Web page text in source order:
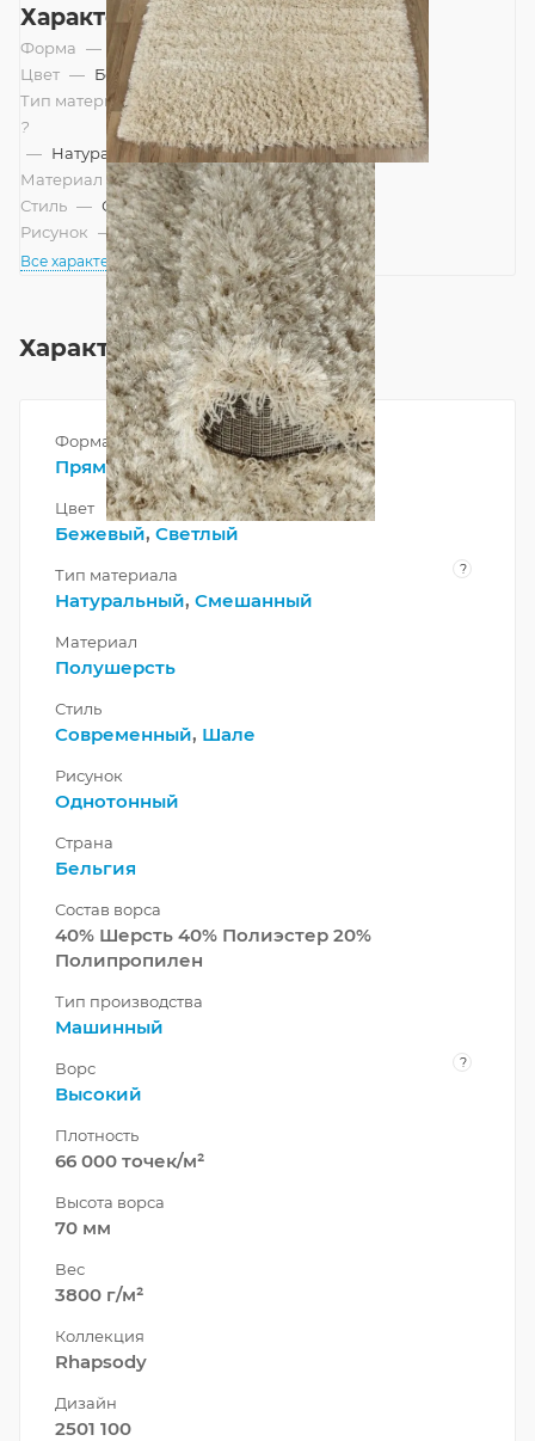
Характеристики
Форма —
Прямоугольник
Цвет — Бежевый, Светлый
Тип материала
?
— Натуральный, Смешанный
Материал —
Полушерсть
Стиль — Современный, Шале
Рисунок — Однотонный
Все характеристики
Характеристики
Форма
Прямоугольник
Цвет
Бежевый, Светлый
Тип материала ?
Натуральный, Смешанный
Материал
Полушерсть
Стиль
Современный, Шале
Рисунок
Однотонный
Страна
Бельгия
Состав ворса
40% Шерсть 40% Полиэстер 20%
Полипропилен
Тип производства
Машинный
Ворс ?
Высокий
Плотность
66 000 точек/м²
Высота ворса
70 мм
Вес
3800 г/м²
Коллекция
Rhapsody
Дизайн
2501 100